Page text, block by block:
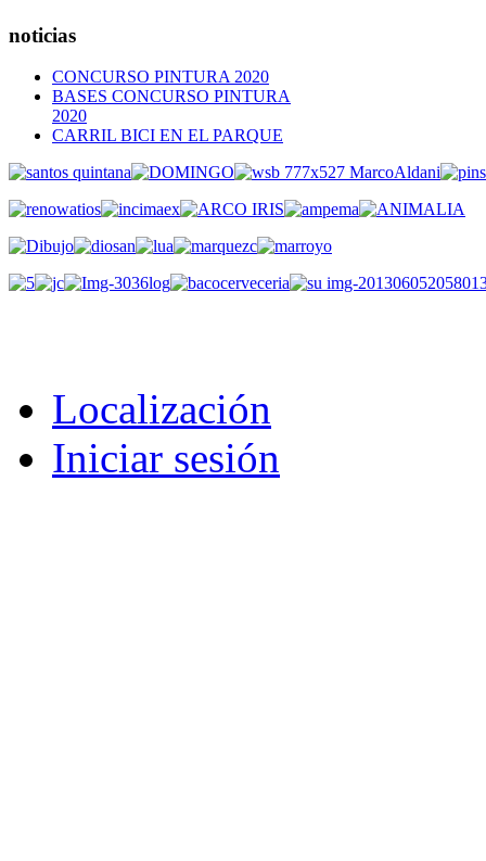
noticias
CONCURSO PINTURA 2020
BASES CONCURSO PINTURA
2020
CARRIL BICI EN EL PARQUE
Localización
Iniciar sesión